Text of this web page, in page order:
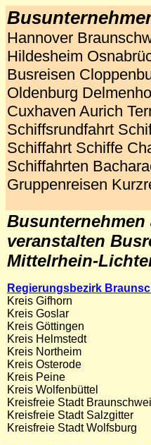
Hannover
Hildesheim
Busreisen
Oldenburg
Cuxhaven Aurich
Schiffsrundfahrt
Schiffahrt Schiffe
Schiffahrten
Gruppenreisen
Busunternehmen
veranstalten
Mittelrhein-
Regierungsbezirk
Kreis Gifhorn
Kreis Goslar
Kreis Göttingen
Kreis Helmstedt
Kreis Northeim
Kreis Osterode
Kreis Peine
Kreis Wolfenbüttel
Kreisfreie Stadt
Kreisfreie Stadt Salzgitter
Kreisfreie Stadt Wolfsburg